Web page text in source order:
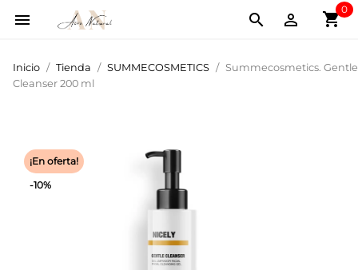
 shopping_cart
0


Inicio Tienda SUMMECOSMETICS
Summecosmetics. Gentle
Cleanser 200 ml
¡En oferta!
-10%